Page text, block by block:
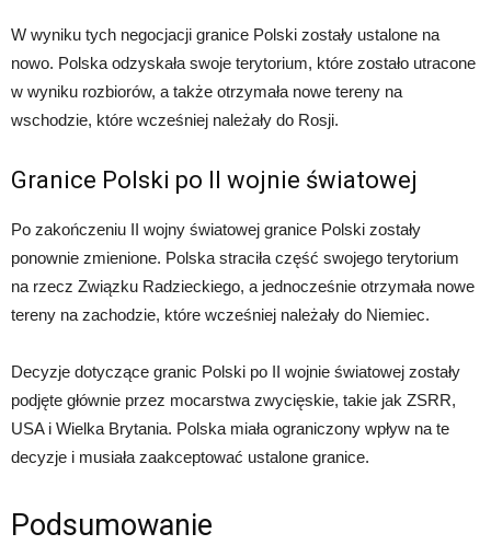
W wyniku tych negocjacji granice Polski zostały ustalone na
nowo. Polska odzyskała swoje terytorium, które zostało utracone
w wyniku rozbiorów, a także otrzymała nowe tereny na
wschodzie, które wcześniej należały do Rosji.
Granice Polski po II wojnie światowej
Po zakończeniu II wojny światowej granice Polski zostały
ponownie zmienione. Polska straciła część swojego terytorium
na rzecz Związku Radzieckiego, a jednocześnie otrzymała nowe
tereny na zachodzie, które wcześniej należały do Niemiec.
Decyzje dotyczące granic Polski po II wojnie światowej zostały
podjęte głównie przez mocarstwa zwycięskie, takie jak ZSRR,
USA i Wielka Brytania. Polska miała ograniczony wpływ na te
decyzje i musiała zaakceptować ustalone granice.
Podsumowanie